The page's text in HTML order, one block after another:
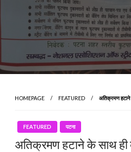
HOMEPAGE FEATURED अतिक्रमण हटाने
FEATURED पटना
अतिक्रमण हटाने के साथ